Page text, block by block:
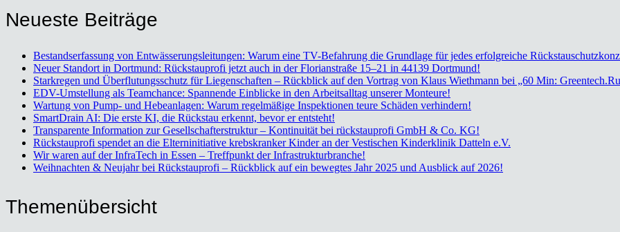
Neu­es­te Bei­trä­ge
Bestands­er­fas­sung von Ent­wäs­se­rungs­lei­tun­gen: War­um eine TV-Befah­rung die Grund­la­ge für jedes erfolg­rei­che
Neu­er Stand­ort in Dort­mund: Rück­stau­pro­fi jetzt auch in der Flo­ri­an­stra­ße 15–21 in 44139 Dort­mund!
Stark­re­gen und Über­flu­tungs­schutz für Lie­gen­schaf­ten – Rück­blick auf den Vor­trag von Klaus Wieth­mann bei „60 Min:
EDV-Umstel­lung als Team­chan­ce: Span­nen­de Ein­bli­cke in den Arbeits­all­tag unse­rer Mon­teu­re!
War­tung von Pump- und Hebe­an­la­gen: War­um regel­mä­ßi­ge Inspek­tio­nen teu­re Schä­den ver­hin­dern!
Smart­Drain AI: Die ers­te KI, die Rück­stau erkennt, bevor er ent­steht!
Trans­pa­ren­te Infor­ma­ti­on zur Gesell­schaf­ter­struk­tur – Kon­ti­nui­tät bei rück­stau­pro­fi GmbH & Co. KG!
Rück­stau­pro­fi spen­det an die Eltern­in­itia­ti­ve krebs­kran­ker Kin­der an der Ves­ti­schen Kin­der­kli­nik Dat­teln e.V.
Wir waren auf der Infra­Tech in Essen – Treff­punkt der Infra­struk­tur­bran­che!
Weih­nach­ten & Neu­jahr bei Rück­stau­pro­fi – Rück­blick auf ein beweg­tes Jahr 2025 und Aus­blick auf 2026!
The­men­über­sicht